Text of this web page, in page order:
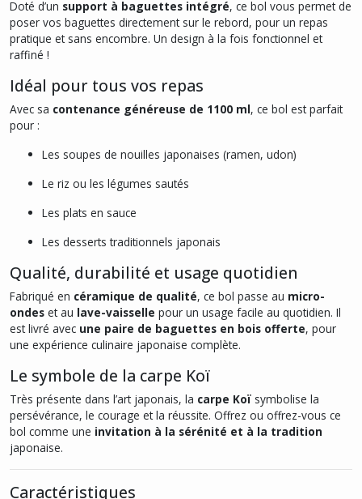
Doté d’un support à baguettes intégré, ce bol vous permet de
poser vos baguettes directement sur le rebord, pour un repas
pratique et sans encombre. Un design à la fois fonctionnel et
raffiné !
Idéal pour tous vos repas
Avec sa contenance généreuse de 1100 ml, ce bol est parfait
pour :
Les soupes de nouilles japonaises (ramen, udon)
Le riz ou les légumes sautés
Les plats en sauce
Les desserts traditionnels japonais
Qualité, durabilité et usage quotidien
Fabriqué en céramique de qualité, ce bol passe au micro-
ondes et au lave-vaisselle pour un usage facile au quotidien. Il
est livré avec une paire de baguettes en bois offerte, pour
une expérience culinaire japonaise complète.
Le symbole de la carpe Koï
Très présente dans l’art japonais, la carpe Koï symbolise la
persévérance, le courage et la réussite. Offrez ou offrez-vous ce
bol comme une invitation à la sérénité et à la tradition
japonaise.
Caractéristiques